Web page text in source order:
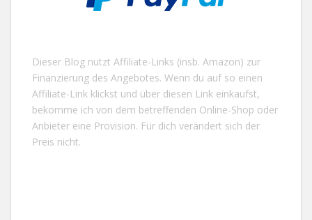
Dieser Blog nutzt Affiliate-Links (insb. Amazon) zur
Finanzierung des Angebotes. Wenn du auf so einen
Affiliate-Link klickst und über diesen Link einkaufst,
bekomme ich von dem betreffenden Online-Shop oder
Anbieter eine Provision. Für dich verändert sich der
Preis nicht.